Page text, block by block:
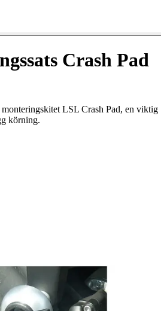
Crash Pad
LSL Crash Pad, en viktig
körning.